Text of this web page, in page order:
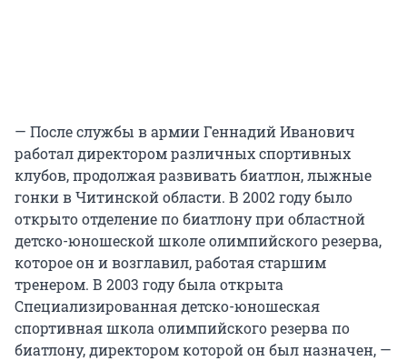
— После службы в армии Геннадий Иванович
работал директором различных спортивных
клубов, продолжая развивать биатлон, лыжные
гонки в Читинской области. В 2002 году было
открыто отделение по биатлону при областной
детско-юношеской школе олимпийского резерва,
которое он и возглавил, работая старшим
тренером. В 2003 году была открыта
Специализированная детско-юношеская
спортивная школа олимпийского резерва по
биатлону, директором которой он был назначен, —